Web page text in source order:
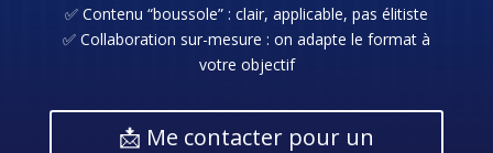
✅ Contenu “boussole” : clair, applicable, pas élitiste
✅ Collaboration sur-mesure : on adapte le format à
votre objectif
📩 Me contacter pour un